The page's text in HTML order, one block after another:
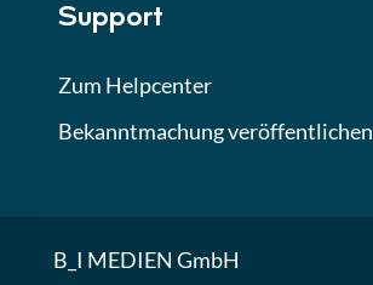
Support
Zum Helpcenter
Bekanntmachung veröffentlichen
B_I MEDIEN GmbH